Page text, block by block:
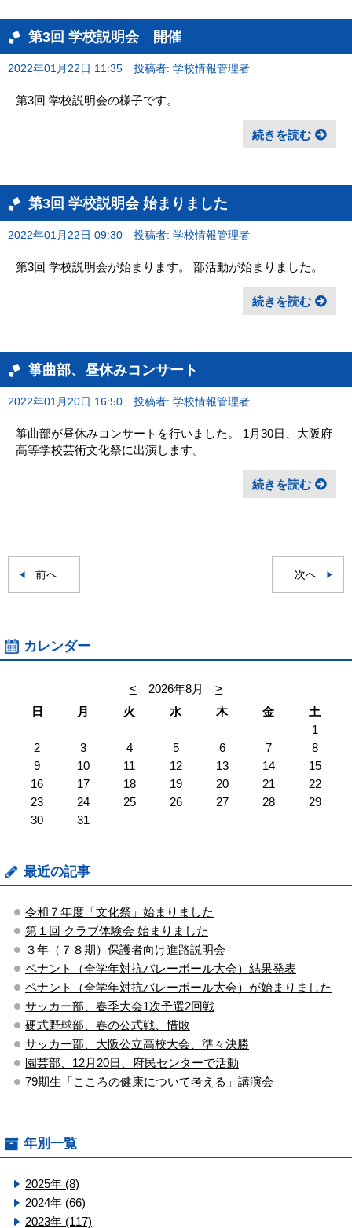
第3回 学校説明会 開催
2022年01月22日 11:35 投稿者: 学校情報管理者
第3回 学校説明会の様子です。
続きを読む
第3回 学校説明会 始まりました
2022年01月22日 09:30 投稿者: 学校情報管理者
第3回 学校説明会が始まります。 部活動が始まりました。
続きを読む
箏曲部、昼休みコンサート
2022年01月20日 16:50 投稿者: 学校情報管理者
箏曲部が昼休みコンサートを行いました。 1月30日、大阪府
高等学校芸術文化祭に出演します。
続きを読む
前へ 次へ
カレンダー
< 2026年8月
>
日
月 火 水 木 金
土
1
2
3 4 5 6 7
8
9
10 11 12 13 14
15
16
17 18 19 20 21
22
23
24 25 26 27 28
29
30
31
最近の記事
令和７年度「文化祭」始まりました
第１回 クラブ体験会 始まりました
３年（７８期）保護者向け進路説明会
ペナント（全学年対抗バレーボール大会）結果発表
ペナント（全学年対抗バレーボール大会）が始まりました
サッカー部、春季大会1次予選2回戦
硬式野球部、春の公式戦、惜敗
サッカー部、大阪公立高校大会、準々決勝
園芸部、12月20日、府民センターで活動
79期生「こころの健康について考える」講演会
年別一覧
2025年 (8)
2024年 (66)
2023年 (117)